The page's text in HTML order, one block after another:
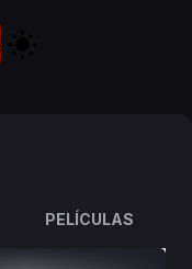
PELÍCULAS